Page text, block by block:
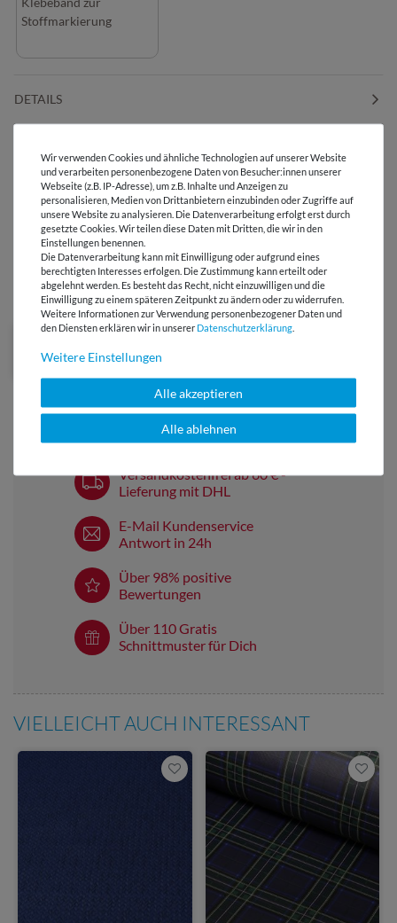
Stoffmarkierung
DETAILS
BEWERTUNGEN
HERSTELLERINFORMATIONEN
DIESER STOFF IN ANDEREN FARBEN
Versandkostenfrei ab 60 € -
Lieferung mit DHL
E-Mail Kundenservice
Antwort in 24h
Über 98% positive
Bewertungen
Über 110 Gratis
Schnittmuster für Dich
VIELLEICHT AUCH INTERESSANT
Wir verwenden Cookies und ähnliche Technologien auf unserer Website
und verarbeiten personenbezogene Daten von Besucher:innen unserer
Webseite (z.B. IP-Adresse), um z.B. Inhalte und Anzeigen zu
personalisieren, Medien von Drittanbietern einzubinden oder Zugriffe auf
unsere Website zu analysieren. Die Datenverarbeitung erfolgt erst durch
gesetzte Cookies. Wir teilen diese Daten mit Dritten, die wir in den
Einstellungen benennen.
Die Datenverarbeitung kann mit Einwilligung oder aufgrund eines
berechtigten Interesses erfolgen. Die Zustimmung kann erteilt oder
abgelehnt werden. Es besteht das Recht, nicht einzuwilligen und die
Einwilligung zu einem späteren Zeitpunkt zu ändern oder zu widerrufen.
Weitere Informationen zur Verwendung personenbezogener Daten und
den Diensten erklären wir in unserer Daten­schutz­erklärung
Weitere Einstellungen
Alle akzeptieren
Alle ablehnen